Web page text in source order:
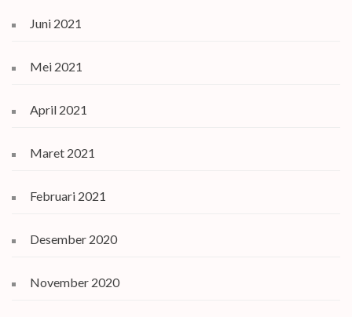
Juni 2021
Mei 2021
April 2021
Maret 2021
Februari 2021
Desember 2020
November 2020